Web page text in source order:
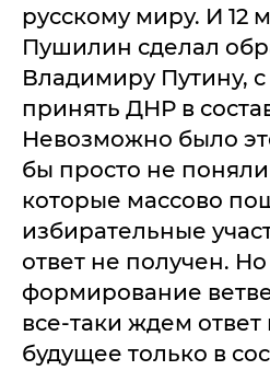
русскому миру. И 12
Пушилин сделал
Владимиру Путину,
принять ДНР в
Невозможно было
бы просто не
которые массово
избирательные
ответ не получен.
формирование
все-таки ждем
будущее только в